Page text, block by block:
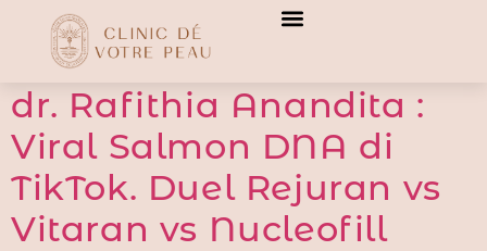
[transitionslider id="3"]
[transitionslider id="3"]
dr. Rafithia Anandita :
Viral Salmon DNA di
TikTok. Duel Rejuran vs
Vitaran vs Nucleofill